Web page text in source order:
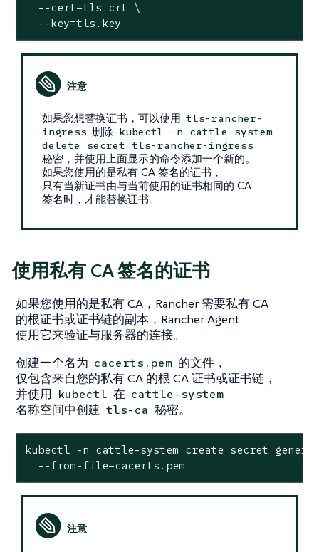
  --cert=tls.crt \
  --key=tls.key
如果您想替换证书，可以使用 tls-rancher-
ingress 删除 kubectl -n cattle-system
delete secret tls-rancher-ingress
秘密，并使用上面显示的命令添加一个新的。
如果您使用的是私有 CA 签名的证书，
只有当新证书由与当前使用的证书相同的 CA
签名时，才能替换证书。
使用私有 CA 签名的证书
如果您使用的是私有 CA，Rancher 需要私有 CA
的根证书或证书链的副本，Rancher Agent
使用它来验证与服务器的连接。
创建一个名为 cacerts.pem 的文件，
仅包含来自您的私有 CA 的根 CA 证书或证书链，
并使用 kubectl 在 cattle-system
名称空间中创建 tls-ca 秘密。
kubectl -n cattle-system create secret
  --from-file=cacerts.pem